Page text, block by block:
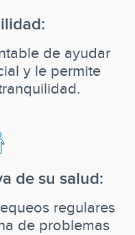
de ayudar
y le permite
de su salud:
regulares
de problemas